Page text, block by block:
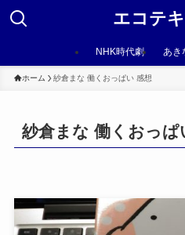
エコテ
NHK時代劇 あき
ホーム 紗倉まな 働くおっぱい 感想
紗倉まな 働くおっぱ